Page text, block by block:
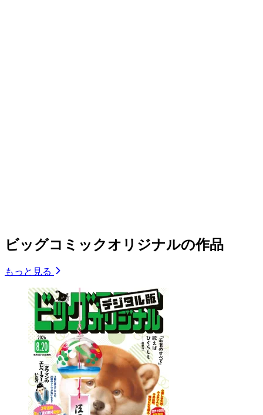
ビッグコミックオリジナルの作品
もっと見る